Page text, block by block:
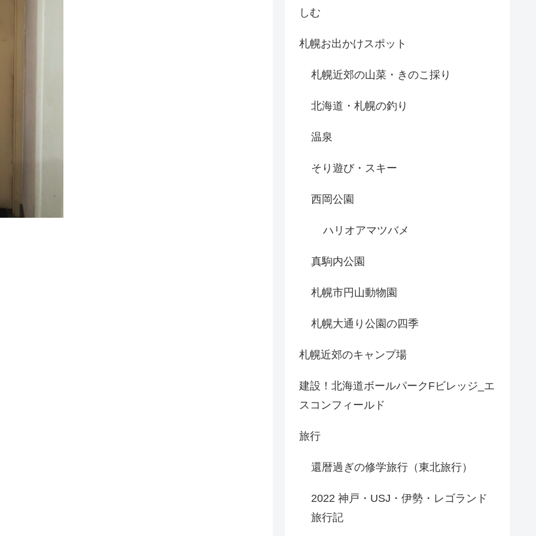
しむ
札幌お出かけスポット
札幌近郊の山菜・きのこ採り
北海道・札幌の釣り
温泉
そり遊び・スキー
西岡公園
ハリオアマツバメ
真駒内公園
札幌市円山動物園
札幌大通り公園の四季
札幌近郊のキャンプ場
建設！北海道ボールパークFビレッジ_エ
スコンフィールド
旅行
還暦過ぎの修学旅行（東北旅行）
2022 神戸・USJ・伊勢・レゴランド
旅行記